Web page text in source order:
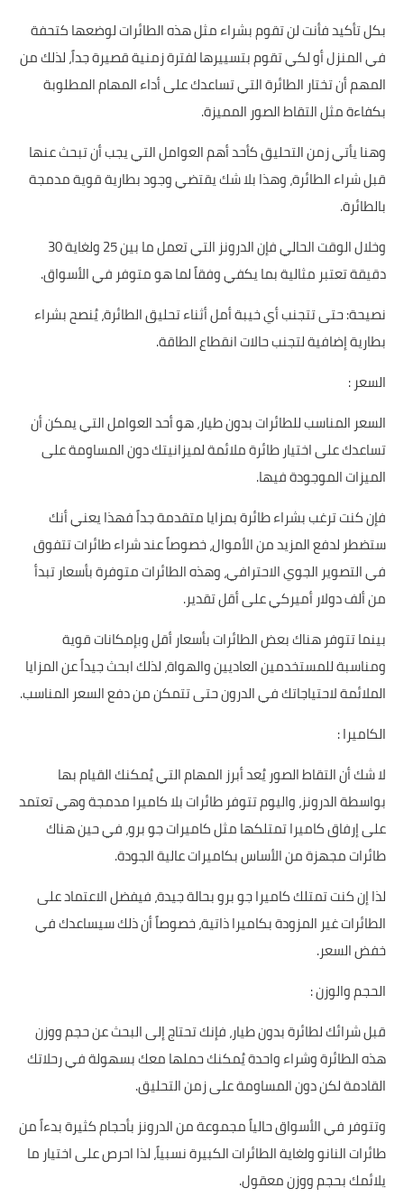
بكل تأكيد فأنت لن تقوم بشراء مثل هذه الطائرات لوضعها كتحفة
في المنزل أو لكي تقوم بتسييرها لفترة زمنية قصيرة جداً، لذلك من
المهم أن تختار الطائرة التي تساعدك على أداء المهام المطلوبة
بكفاءة مثل التقاط الصور المميزة.
وهنا يأتي زمن التحليق كأحد أهم العوامل التي يجب أن تبحث عنها
قبل شراء الطائرة، وهذا بلا شك يقتضي وجود بطارية قوية مدمجة
بالطائرة.
وخلال الوقت الحالي فإن الدرونز التي تعمل ما بين 25 ولغاية 30
دقيقة تعتبر مثالية بما يكفي وفقاً لما هو متوفر في الأسواق.
نصيحة: حتى تتجنب أي خيبة أمل أثناء تحليق الطائرة، يُنصح بشراء
بطارية إضافية لتجنب حالات انقطاع الطاقة.
السعر :
السعر المناسب للطائرات بدون طيار، هو أحد العوامل التي يمكن أن
تساعدك على اختيار طائرة ملائمة لميزانيتك دون المساومة على
الميزات الموجودة فيها.
فإن كنت ترغب بشراء طائرة بمزايا متقدمة جداً فهذا يعني أنك
ستضطر لدفع المزيد من الأموال، خصوصاً عند شراء طائرات تتفوق
في التصوير الجوي الاحترافي، وهذه الطائرات متوفرة بأسعار تبدأ
من ألف دولار أميركي على أقل تقدير.
بينما تتوفر هناك بعض الطائرات بأسعار أقل وبإمكانات قوية
ومناسبة للمستخدمين العاديين والهواة، لذلك ابحث جيداً عن المزايا
الملائمة لاحتياجاتك في الدرون حتى تتمكن من دفع السعر المناسب.
الكاميرا :
لا شك أن التقاط الصور يُعد أبرز المهام التي يُمكنك القيام بها
بواسطة الدرونز، واليوم تتوفر طائرات بلا كاميرا مدمجة وهي تعتمد
على إرفاق كاميرا تمتلكها مثل كاميرات جو برو، في حين هناك
طائرات مجهزة من الأساس بكاميرات عالية الجودة.
لذا إن كنت تمتلك كاميرا جو برو بحالة جيدة، فيفضل الاعتماد على
الطائرات غير المزودة بكاميرا ذاتية، خصوصاً أن ذلك سيساعدك في
خفض السعر.
الحجم والوزن :
قبل شرائك لطائرة بدون طيار، فإنك تحتاج إلى البحث عن حجم ووزن
هذه الطائرة وشراء واحدة يُمكنك حملها معك بسهولة في رحلاتك
القادمة لكن دون المساومة على زمن التحليق.
وتتوفر في الأسواق حالياً مجموعة من الدرونز بأحجام كثيرة بدءاً من
طائرات النانو ولغاية الطائرات الكبيرة نسبياً، لذا احرص على اختيار ما
يلائمك بحجم ووزن معقول.